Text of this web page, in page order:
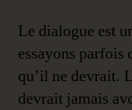
Le dialogue est
essayons parfois
qu’il ne devrait.
devrait jamais